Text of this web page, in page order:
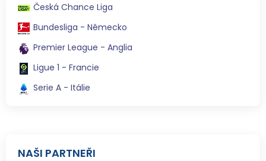
Česká Chance Liga
Bundesliga - Německo
Premier League - Anglia
Ligue 1 - Francie
Serie A - Itálie
NAŠI PARTNEŘI